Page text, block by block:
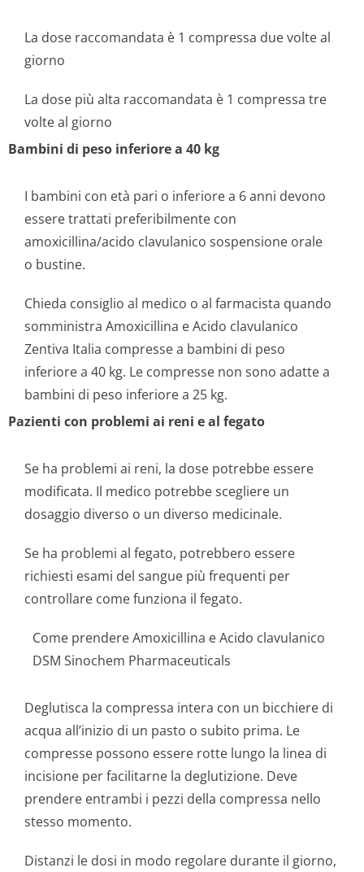
La dose raccomandata è 1 compressa due volte al
giorno
La dose più alta raccomandata è 1 compressa tre
volte al giorno
Bambini di peso inferiore a 40 kg
I bambini con età pari o inferiore a 6 anni devono
essere trattati preferibilmente con
amoxicillina/acido clavulanico sospensione orale
o bustine.
Chieda consiglio al medico o al farmacista quando
somministra Amoxicillina e Acido clavulanico
Zentiva Italia compresse a bambini di peso
inferiore a 40 kg. Le compresse non sono adatte a
bambini di peso inferiore a 25 kg.
Pazienti con problemi ai reni e al fegato
Se ha problemi ai reni, la dose potrebbe essere
modificata. Il medico potrebbe scegliere un
dosaggio diverso o un diverso medicinale.
Se ha problemi al fegato, potrebbero essere
richiesti esami del sangue più frequenti per
controllare come funziona il fegato.
Come prendere Amoxicillina e Acido clavulanico
DSM Sinochem Pharmaceuticals
Deglutisca la compressa intera con un bicchiere di
acqua all’inizio di un pasto o subito prima. Le
compresse possono essere rotte lungo la linea di
incisione per facilitarne la deglutizione. Deve
prendere entrambi i pezzi della compressa nello
stesso momento.
Distanzi le dosi in modo regolare durante il giorno,